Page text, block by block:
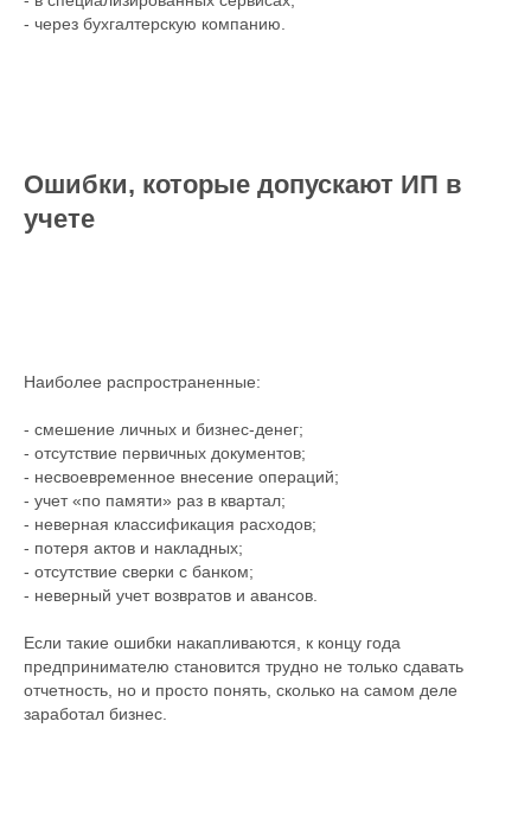
- через бухгалтерскую компанию.
Ошибки, которые допускают ИП в
учете
Наиболее распространенные:
- смешение личных и бизнес-денег;
- отсутствие первичных документов;
- несвоевременное внесение операций;
- учет «по памяти» раз в квартал;
- неверная классификация расходов;
- потеря актов и накладных;
- отсутствие сверки с банком;
- неверный учет возвратов и авансов.
Если такие ошибки накапливаются, к концу года
предпринимателю становится трудно не только сдавать
отчетность, но и просто понять, сколько на самом деле
заработал бизнес.